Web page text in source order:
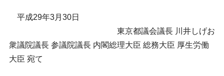
平成29年3月30日
東京都議会議長 川井しげお
衆議院議長 参議院議長 内閣総理大臣 総務大臣 厚生労働
大臣 宛て